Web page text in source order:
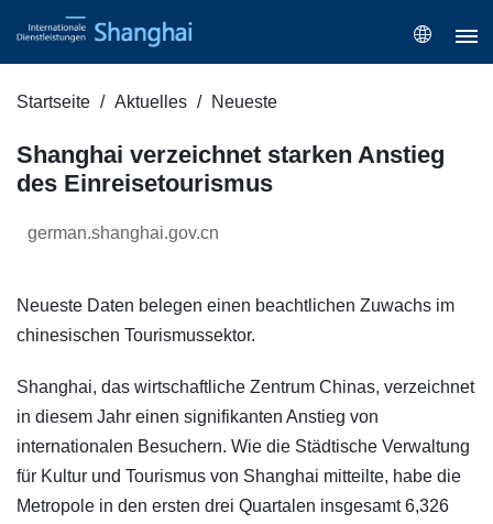
Startseite Aktuelles Neueste
Shanghai verzeichnet starken Anstieg
des Einreisetourismus
german.shanghai.gov.cn
Neueste Daten belegen einen beachtlichen Zuwachs im
chinesischen Tourismussektor.
Shanghai, das wirtschaftliche Zentrum Chinas, verzeichnet
in diesem Jahr einen signifikanten Anstieg von
internationalen Besuchern. Wie die Städtische Verwaltung
für Kultur und Tourismus von Shanghai mitteilte, habe die
Metropole in den ersten drei Quartalen insgesamt 6,326